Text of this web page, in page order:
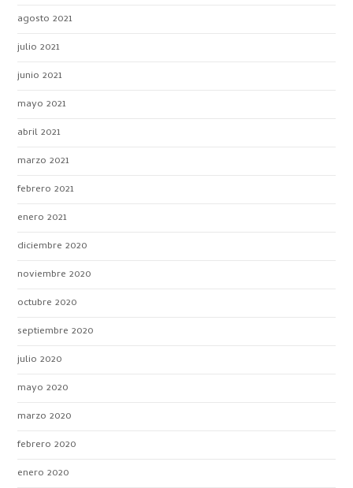
agosto 2021
julio 2021
junio 2021
mayo 2021
abril 2021
marzo 2021
febrero 2021
enero 2021
diciembre 2020
noviembre 2020
octubre 2020
septiembre 2020
julio 2020
mayo 2020
marzo 2020
febrero 2020
enero 2020